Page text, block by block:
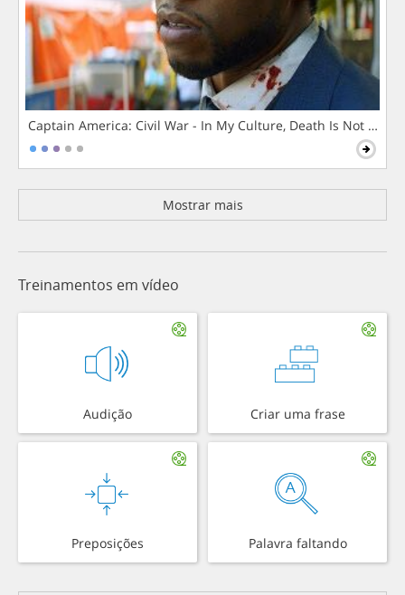
Captain America: Civil War - In My Culture, Death Is Not The
Mostrar mais
Treinamentos em vídeo
Audição Criar uma frase
Preposições Palavra faltando